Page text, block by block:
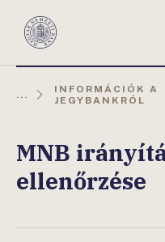
Magyar
...
INFORMÁCIÓK A
JEGYBANKRÓL
MNB
ellenőrzése